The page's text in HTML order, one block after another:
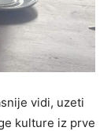
vidi, uzeti
kulture iz prve